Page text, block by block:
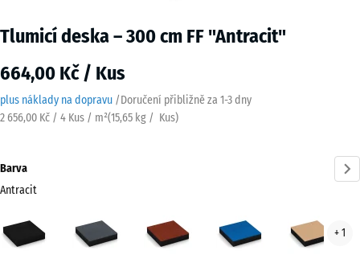
Tlumicí deska – 300 cm FF "Antracit"
664,00 Kč / Kus
plus náklady na dopravu /Doručení přibližně za 1-3 dny
2 656,00 Kč / 4 Kus / m²(15,65 kg / Kus)
Barva
Antracit
(active)
Břidlicová
červená
modrá
+ 1